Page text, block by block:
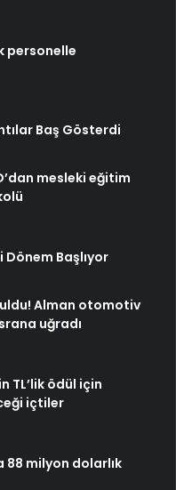
personelle
Baş Gösterdi
mesleki eğitim
Dönem Başlıyor
Alman otomotiv
uğradı
TL’lik ödül için
içtiler
88 milyon dolarlık